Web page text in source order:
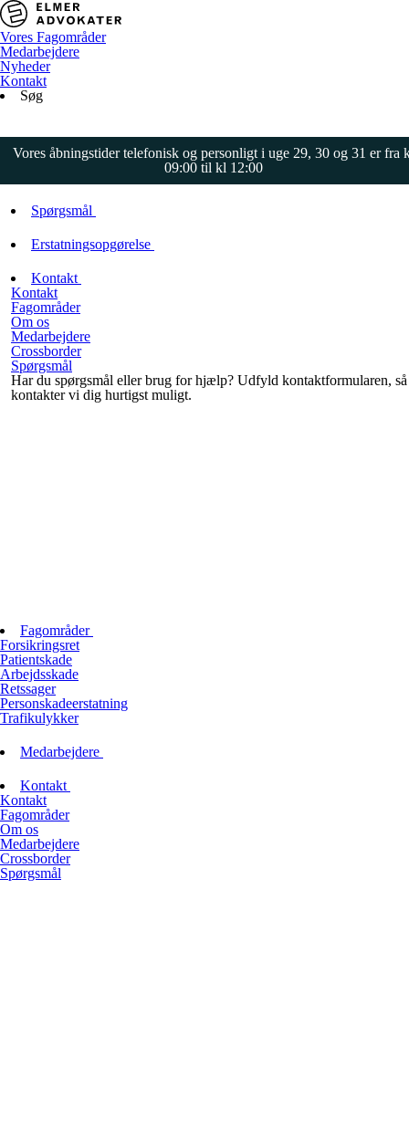
Vores Fagområder
Medarbejdere
Nyheder
Kontakt
Søg
Vores åbningstider telefonisk og personligt i uge 29, 30 og 31 er fra
09:00 til kl 12:00
Spørgsmål
Erstatningsopgørelse
Kontakt
Kontakt
Fagområder
Om os
Medarbejdere
Crossborder
Spørgsmål
Har du spørgsmål eller brug for hjælp? Udfyld kontaktformularen, så
kontakter vi dig hurtigst muligt.
Fagområder
Forsikringsret
Patientskade
Arbejdsskade
Retssager
Personskadeerstatning
Trafikulykker
Medarbejdere
Kontakt
Kontakt
Fagområder
Om os
Medarbejdere
Crossborder
Spørgsmål